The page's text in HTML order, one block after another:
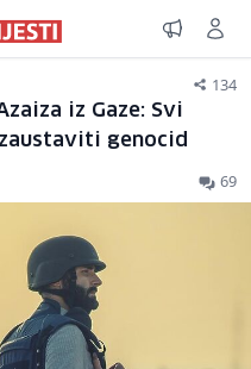
134
iz Gaze: Svi
genocid
69